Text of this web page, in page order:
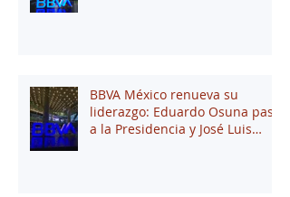
BBVA México renueva su
liderazgo: Eduardo Osuna pasa
a la Presidencia y José Luis